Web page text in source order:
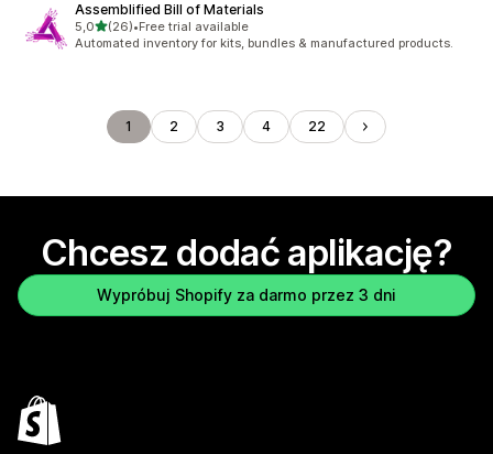
Assemblified Bill of Materials
5,0na 5 gwiazdek
(26)
Łączna liczba recenzji: 26
•Free trial available
Automated inventory for kits, bundles & manufactured products.
1 2 3 4 22
Chcesz dodać aplikację?
Wypróbuj Shopify za darmo przez 3 dni